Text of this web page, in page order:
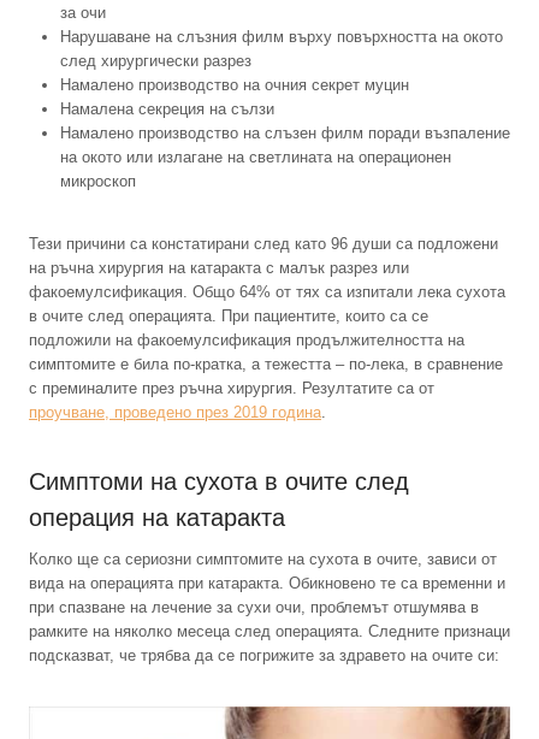
за очи
Нарушаване на слъзния филм върху повърхността на окото
след хирургически разрез
Намалено производство на очния секрет муцин
Намалена секреция на сълзи
Намалено производство на слъзен филм поради възпаление
на окото или излагане на светлината на операционен
микроскоп
Тези причини са констатирани след като 96 души са подложени
на ръчна хирургия на катаракта с малък разрез или
факоемулсификация. Общо 64% от тях са изпитали лека сухота
в очите след операцията. При пациентите, които са се
подложили на факоемулсификация продължителността на
симптомите е била по-кратка, а тежестта – по-лека, в сравнение
с преминалите през ръчна хирургия. Резултатите са от
проучване, проведено през 2019 година.
Симптоми на сухота в очите след
операция на катаракта
Колко ще са сериозни симптомите на сухота в очите, зависи от
вида на операцията при катаракта. Обикновено те са временни и
при спазване на лечение за сухи очи, проблемът отшумява в
рамките на няколко месеца след операцията. Следните признаци
подсказват, че трябва да се погрижите за здравето на очите си: